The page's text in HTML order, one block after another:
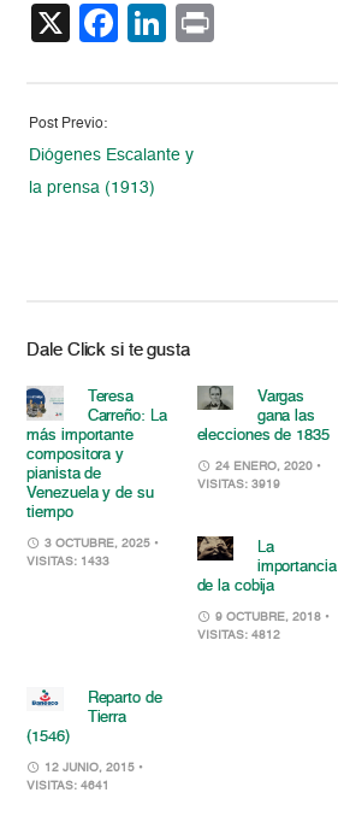
X Facebook
LinkedIn
Post Previo:
Diógenes Escalante y
la prensa (1913)
Dale Click si te gusta
Teresa
Carreño: La
más importante
compositora y
pianista de
Venezuela y de su
tiempo
3 OCTUBRE, 2025 •
VISITAS: 1433
Vargas
gana las
elecciones de 1835
24 ENERO, 2020 •
VISITAS: 3919
La
importancia
de la cobija
9 OCTUBRE, 2018 •
VISITAS: 4812
Reparto de
Tierra
(1546)
12 JUNIO, 2015 •
VISITAS: 4641